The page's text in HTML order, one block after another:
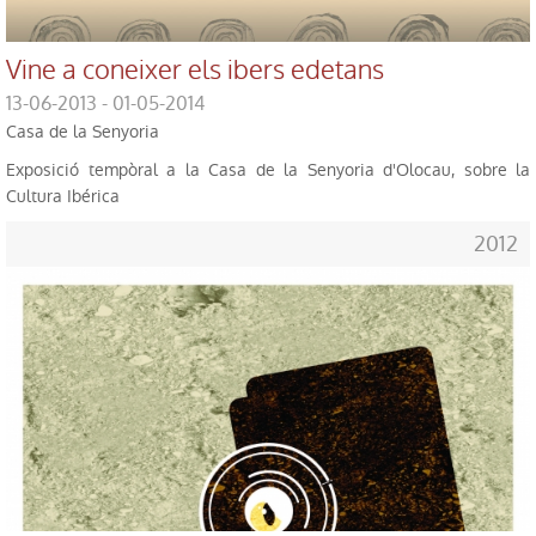
Vine a coneixer els ibers edetans
13-06-2013 - 01-05-2014
Casa de la Senyoria
Exposició tempòral a la Casa de la Senyoria d'Olocau, sobre la
Cultura Ibérica
2012